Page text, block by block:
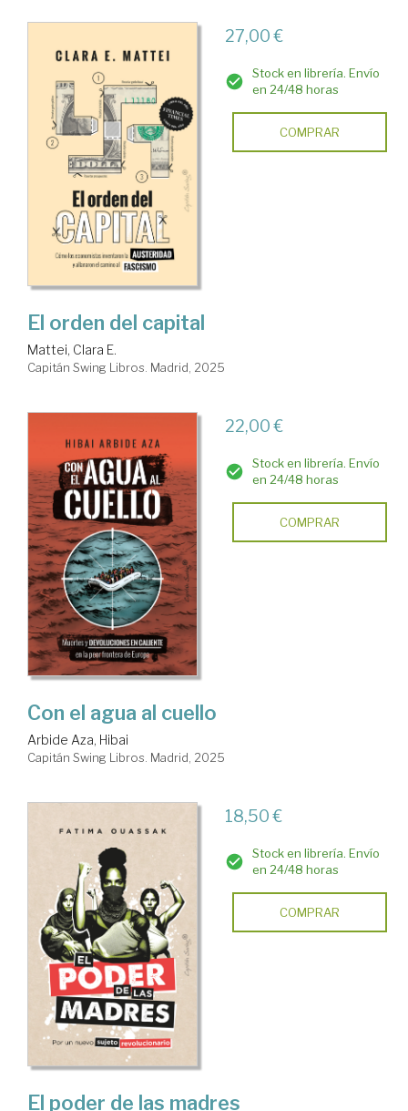
27,00 €
Stock en librería. Envío
en 24/48 horas
COMPRAR
El orden del capital
Mattei, Clara E.
Capitán Swing Libros. Madrid, 2025
22,00 €
Stock en librería. Envío
en 24/48 horas
COMPRAR
Con el agua al cuello
Arbide Aza, Hibai
Capitán Swing Libros. Madrid, 2025
18,50 €
Stock en librería. Envío
en 24/48 horas
COMPRAR
El poder de las madres